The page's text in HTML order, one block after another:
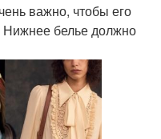
важно, чтобы его
Нижнее белье должно